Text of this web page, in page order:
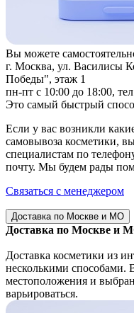
Вы можете
г. Москва, ул. Василисы
Победы", этаж 1
пн-пт с 10:00 до 18:00,
Это самый быстрый
Если у вас возникли
самовывоза косметики,
специалистам по
почту. Мы будем рады
Связаться с менеджером
Доставка по Москве и МО
Доставка по Москве и
Доставка косметики из
несколькими способами.
местоположения и
варьироваться.